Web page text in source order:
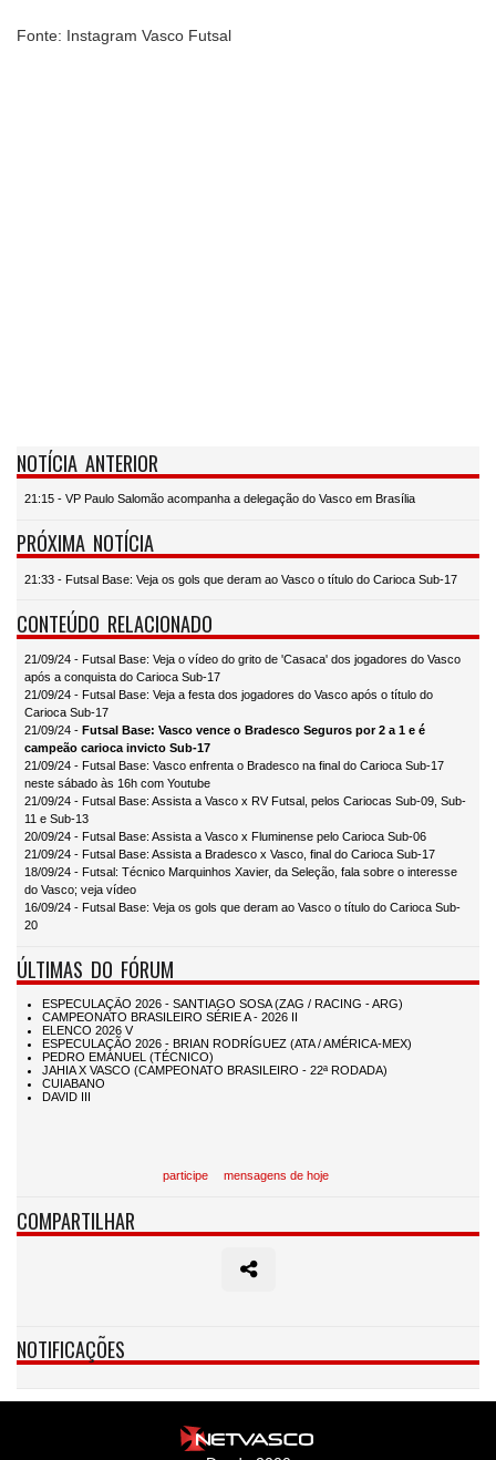
Fonte: Instagram Vasco Futsal
NOTÍCIA ANTERIOR
21:15 - VP Paulo Salomão acompanha a delegação do Vasco em Brasília
PRÓXIMA NOTÍCIA
21:33 - Futsal Base: Veja os gols que deram ao Vasco o título do Carioca Sub-17
CONTEÚDO RELACIONADO
21/09/24 - Futsal Base: Veja o vídeo do grito de 'Casaca' dos jogadores do Vasco
após a conquista do Carioca Sub-17
21/09/24 - Futsal Base: Veja a festa dos jogadores do Vasco após o título do
Carioca Sub-17
21/09/24 - Futsal Base: Vasco vence o Bradesco Seguros por 2 a 1 e é
campeão carioca invicto Sub-17
21/09/24 - Futsal Base: Vasco enfrenta o Bradesco na final do Carioca Sub-17
neste sábado às 16h com Youtube
21/09/24 - Futsal Base: Assista a Vasco x RV Futsal, pelos Cariocas Sub-09, Sub-
11 e Sub-13
20/09/24 - Futsal Base: Assista a Vasco x Fluminense pelo Carioca Sub-06
21/09/24 - Futsal Base: Assista a Bradesco x Vasco, final do Carioca Sub-17
18/09/24 - Futsal: Técnico Marquinhos Xavier, da Seleção, fala sobre o interesse
do Vasco; veja vídeo
16/09/24 - Futsal Base: Veja os gols que deram ao Vasco o título do Carioca Sub-
20
ÚLTIMAS DO FÓRUM
participe mensagens de hoje
COMPARTILHAR
NOTIFICAÇÕES